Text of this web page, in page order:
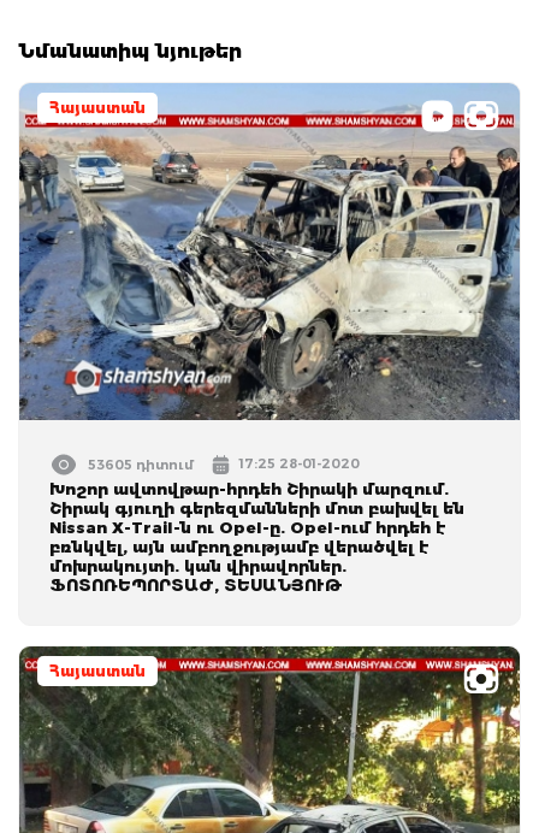
Նմանատիպ նյութեր
Հայաստան
53605 դիտում 17:25 28-01-2020
Խոշոր ավտովթար-հրդեհ Շիրակի մարզում.
Շիրակ գյուղի գերեզմանների մոտ բախվել են
Nissan X-Trail-ն ու Opel-ը. Opel-ում հրդեհ է
բռնկվել, այն ամբողջությամբ վերածվել է
մոխրակույտի. կան վիրավորներ.
ՖՈՏՈՌԵՊՈՐՏԱԺ, ՏԵՍԱՆՅՈՒԹ
Հայաստան